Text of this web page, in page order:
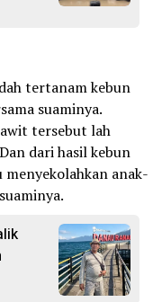
tertanam kebun
suaminya.
tersebut lah
dari hasil kebun
anak-